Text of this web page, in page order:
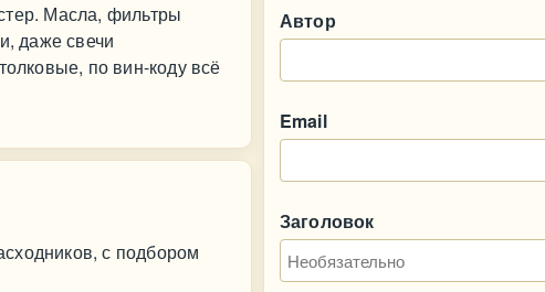
Масла, фильтры
даже свечи
по вин-коду всё
с подбором
Автор
Email
Заголовок